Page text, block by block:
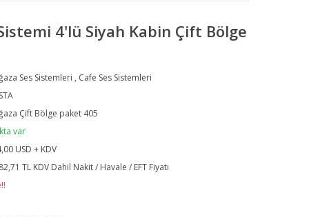
4'lü Siyah Kabin Çift Bölge
Ses Sistemleri , Cafe Ses Sistemleri
Çift Bölge paket 405
var
USD + KDV
TL KDV Dahil Nakit / Havale / EFT Fiyatı